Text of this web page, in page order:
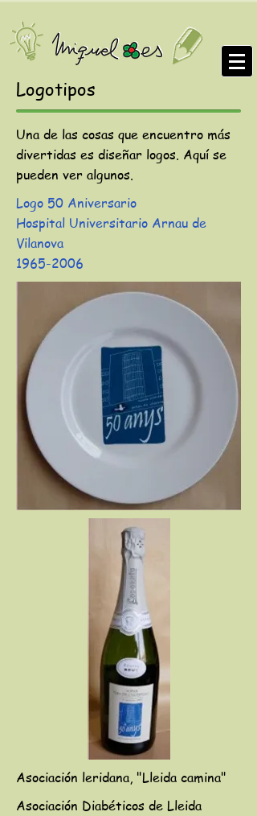
Logotipos
Una de las cosas que encuentro más
divertidas es diseñar logos. Aquí se
pueden ver algunos.
Logo 50 Aniversario
Hospital Universitario Arnau de
Vilanova
1965-2006
Asociación leridana, "Lleida camina"
Asociación Diabéticos de Lleida